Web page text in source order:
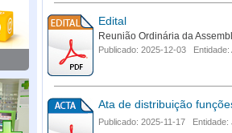
Edital
Reunião Ordinária da
Publicado: 2025-12-03 Entidade:
Ata de distribuição
Publicado: 2025-11-17 Entidade: